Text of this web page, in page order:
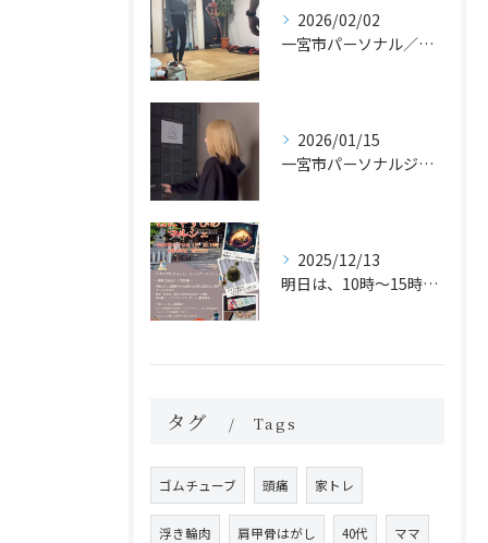
2026/02/02
一宮市パーソナル／カイロのジムでヨガレッスンがスタート！？
2026/01/15
一宮市パーソナルジム体験
2025/12/13
明日は、10時〜15時まで「はにやすひめマルシェ」に運動体験...
タグ Tags
ゴムチューブ 頭痛 家トレ
浮き輪肉 肩甲骨はがし 40代 ママ